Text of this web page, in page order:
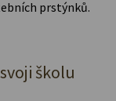
prstýnků.
školu